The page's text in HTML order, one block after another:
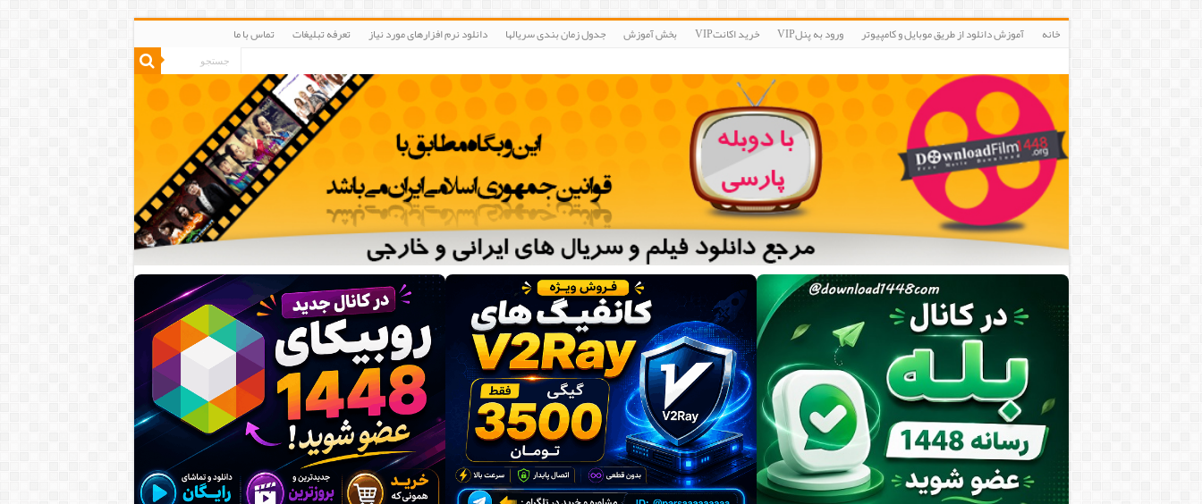
خانه آموزش دانلود از طریق موبایل و کامپیوتر ورود به پنلVIP خرید اکانتVIP بخش آموزش جدول زمان بندی سریالها دانلود نرم افزارهای مورد نیاز تعرفه تبلیغات تماس با ما